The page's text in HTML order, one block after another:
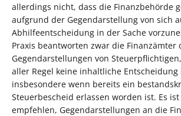
allerdings nicht, dass die Finanzbehörde
aufgrund der Gegendarstellung von sich
Abhilfeentscheidung in der Sache
Praxis beantworten zwar die Finanzämter
Gegendarstellungen von
aller Regel keine inhaltliche Entscheidung
insbesondere wenn bereits ein
Steuerbescheid erlassen worden ist. Es
empfehlen, Gegendarstellungen an die